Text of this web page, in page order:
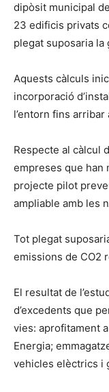
dipòsit municipal
23 edificis privats
plegat suposaria la
Aquests càlculs
incorporació
l’entorn fins arribar
Respecte al càlcul
empreses que han
projecte pilot
ampliable amb les
Tot plegat
emissions de CO2
El resultat de
d’excedents que
vies: aprofitament
Energia;
vehicles elèctrics i